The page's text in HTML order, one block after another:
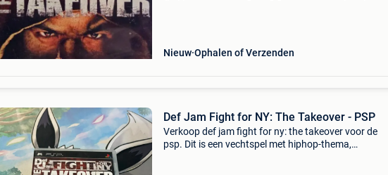
Nieuw Ophalen of Verzenden
Def Jam Fight for NY: The Takeover - PSP
Verkoop def jam fight for ny: the takeover voor de
psp. Dit is een vechtspel met hiphop-thema,